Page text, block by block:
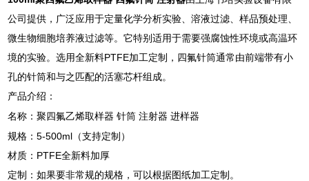
公司提供，广泛应用于定量化学分析实验、溶液过滤、样品预处理、
微生物细胞培养液过滤等。它特别适用于需要强腐蚀性环境或高温环
境的实验。选用全新料PTFE加工定制，四氟针筒通常由前端带有小
孔的针筒和与之匹配的活塞芯杆组成。
产品介绍：
名称：聚四氟乙烯取样器 针筒 注射器进样器
规格：5-500ml （支持定制）
材质： PTFE全新料加厚
定制：如果要非常规的规格，可以根据图纸加工定制。